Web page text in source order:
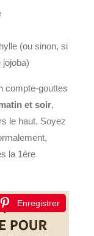
(ou sinon, si
jojoba)
compte-gouttes
et soir,
le haut. Soyez
la 1ère
Enregistrer